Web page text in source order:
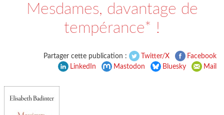
Mesdames, davantage de
tempérance* !
Partager cette publication : Twitter/X
Facebook
LinkedIn
Mastodon Bluesky Mail